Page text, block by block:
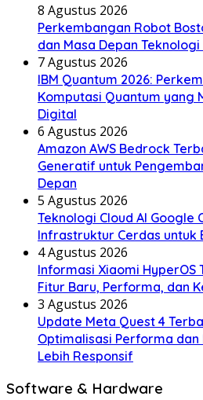
8 Agustus 2026
Perkembangan Robot
dan Masa Depan
7 Agustus 2026
IBM Quantum 2026:
Komputasi Quantum yang
Digital
6 Agustus 2026
Amazon AWS Bedrock
Generatif untuk
Depan
5 Agustus 2026
Teknologi Cloud AI Google
Infrastruktur Cerdas untuk
4 Agustus 2026
Informasi Xiaomi HyperOS
Fitur Baru, Performa, dan
3 Agustus 2026
Update Meta Quest 4
Optimalisasi Performa dan
Lebih Responsif
Software & Hardware